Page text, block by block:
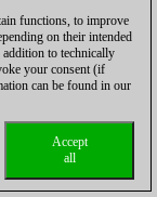
functions, to improve
on their intended
addition to technically
your consent (if
can be found in our
Accept
all